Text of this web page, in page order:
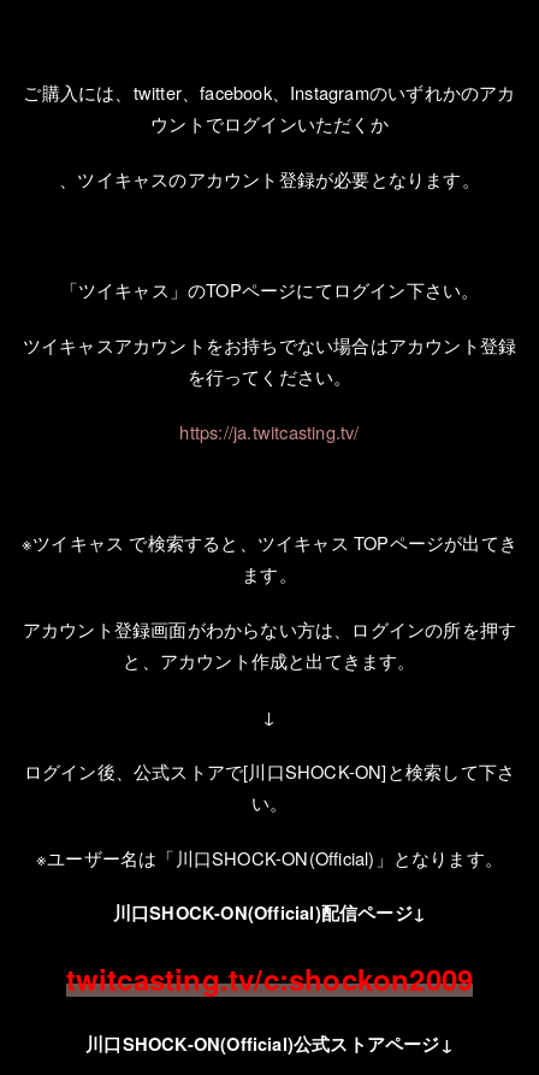
ご購入には、 twitter 、facebook、 Instagramのいずれかのアカ
ウントでログインいただくか
、ツイキャスのアカウント登録が必要となります。
「ツイキャス」のTOPページにてログイン下さい。
ツイキャスアカウントをお持ちでない場合はアカウント登録
を行ってください。
https://ja.twitcasting.tv/
※ツイキャス で検索すると、ツイキャス TOPページが出てき
ます。
アカウント登録画面がわからない方は、ログインの所を押す
と、アカウント作成と出てきます。
↓
ログイン後、公式ストアで[川口SHOCK-ON]と検索して下さ
い。
※ユーザー名は「川口SHOCK-ON(Official) 」となります。
川口SHOCK-ON(Official)配信ページ↓
twitcasting.tv/c:shockon2009
川口SHOCK-ON(Official)公式ストアページ↓